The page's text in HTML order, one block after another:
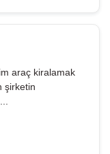
araç kiralamak
şirketin